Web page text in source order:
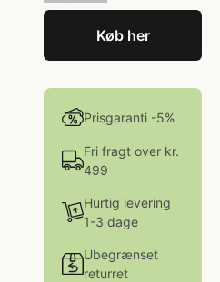
Køb her
Prisgaranti -5%
Fri fragt over kr.
499
Hurtig levering
1-3 dage
Ubegrænset
returret